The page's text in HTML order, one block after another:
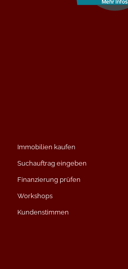
Immobilien kaufen
Suchauftrag eingeben
Finanzierung prüfen
Workshops
Kundenstimmen